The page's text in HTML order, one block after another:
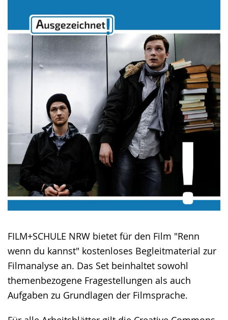
FILM+SCHULE NRW bietet für den Film "Renn
wenn du kannst" kostenloses Begleitmaterial zur
Filmanalyse an. Das Set beinhaltet sowohl
themenbezogene Fragestellungen als auch
Aufgaben zu Grundlagen der Filmsprache.
angezeigt.